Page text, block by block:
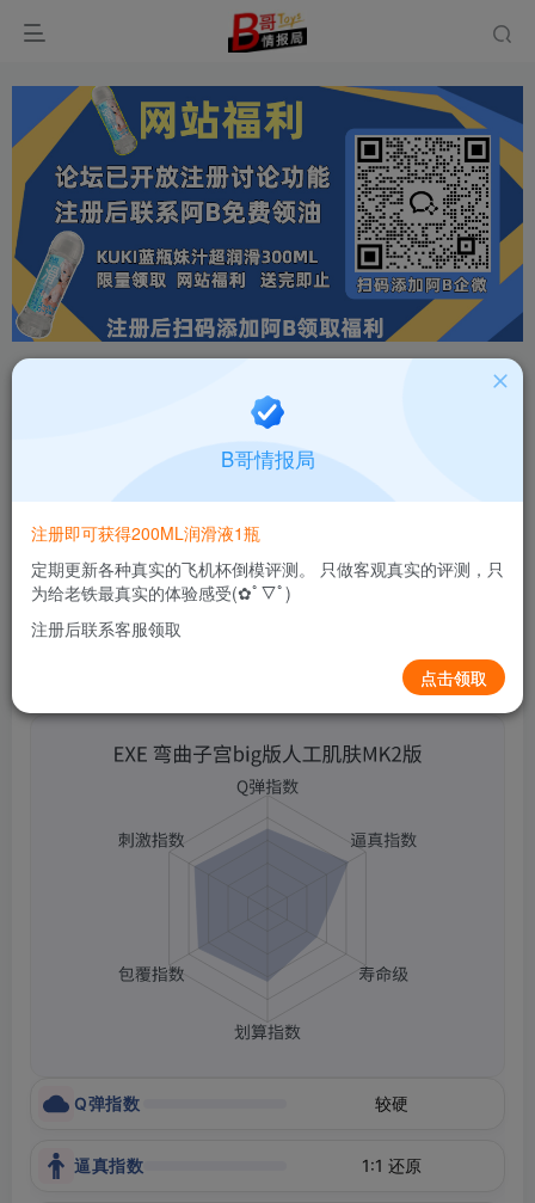
日本EXE弯曲子宫big版人工肌肤MK2版大容量高
刺激名器飞机杯深度测评报告
B哥情报局-产品指南针
2个月前更新
0 361 12
EXE 弯曲子宫big版人工肌肤MK2版
Q弹指数 较硬
逼真指数 1:1 还原
B哥情报局
注册即可获得200ML润滑液1瓶
定期更新各种真实的飞机杯倒模评测。 只做客观真实的评测，只
为给老铁最真实的体验感受(✿ﾟ▽ﾟ)
注册后联系客服领取
点击领取